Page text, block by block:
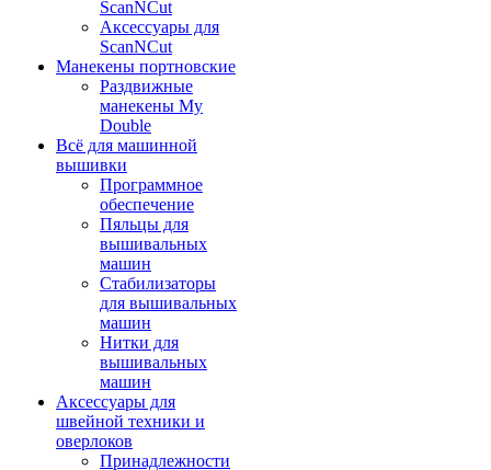
ScanNCut
Аксессуары для
ScanNCut
Манекены портновские
Раздвижные
манекены My
Double
Всё для машинной
вышивки
Программное
обеспечение
Пяльцы для
вышивальных
машин
Стабилизаторы
для вышивальных
машин
Нитки для
вышивальных
машин
Аксессуары для
швейной техники и
оверлоков
Принадлежности